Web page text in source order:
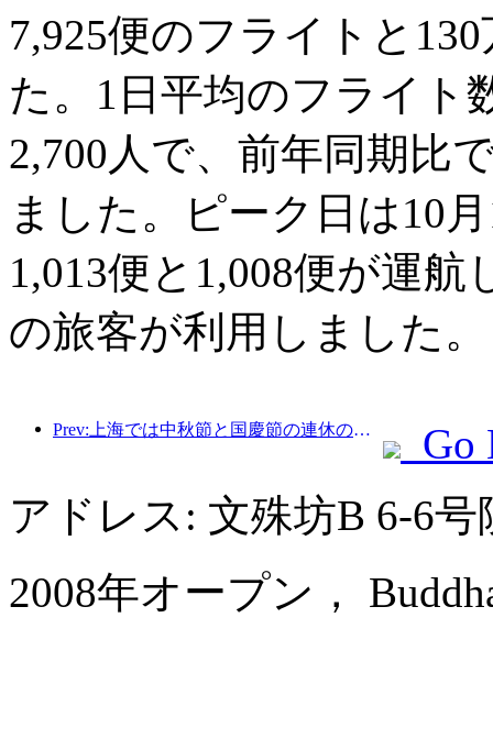
7,925便のフライトと
た。1日平均のフライト
2,700人で、前年同期比
ました。ピーク日は10
1,013便と1,008便が運航
の旅客が利用しました。
Prev:上海では中秋節と国慶節の連休の最初の4日間で1,511万人を超える観光客が訪れ、前年比20%以上増加した。
Go
アドレス: 文殊坊B 6-6
2008年オープン，